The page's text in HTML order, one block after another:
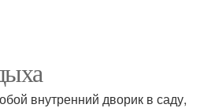
внутренний дворик в саду,